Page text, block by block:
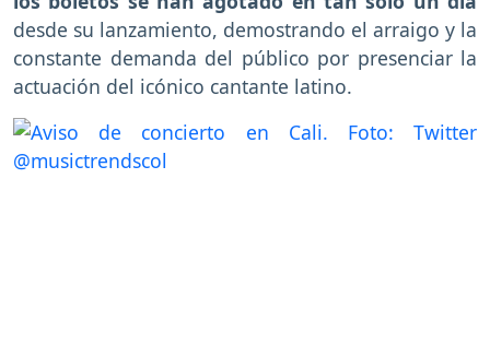
desde su lanzamiento, demostrando el arraigo y la
constante demanda del público por presenciar la
actuación del icónico cantante latino.